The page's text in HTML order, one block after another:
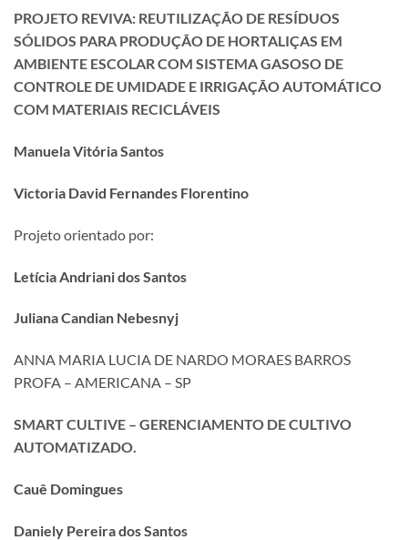
PROJETO REVIVA: REUTILIZAÇÃO DE RESÍDUOS
SÓLIDOS PARA PRODUÇÃO DE HORTALIÇAS EM
AMBIENTE ESCOLAR COM SISTEMA GASOSO DE
CONTROLE DE UMIDADE E IRRIGAÇÃO AUTOMÁTICO
COM MATERIAIS RECICLÁVEIS
Manuela Vitória Santos
Victoria David Fernandes Florentino
Projeto orientado por:
Letícia Andriani dos Santos
Juliana Candian Nebesnyj
ANNA MARIA LUCIA DE NARDO MORAES BARROS
PROFA – AMERICANA – SP
SMART CULTIVE – GERENCIAMENTO DE CULTIVO
AUTOMATIZADO.
Cauê Domingues
Daniely Pereira dos Santos